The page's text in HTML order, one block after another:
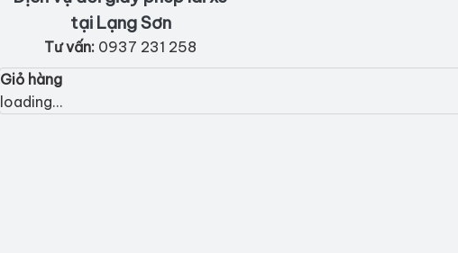
tại Lạng Sơn
Tư vấn: 0937 231 258
Giỏ hàng
loading...